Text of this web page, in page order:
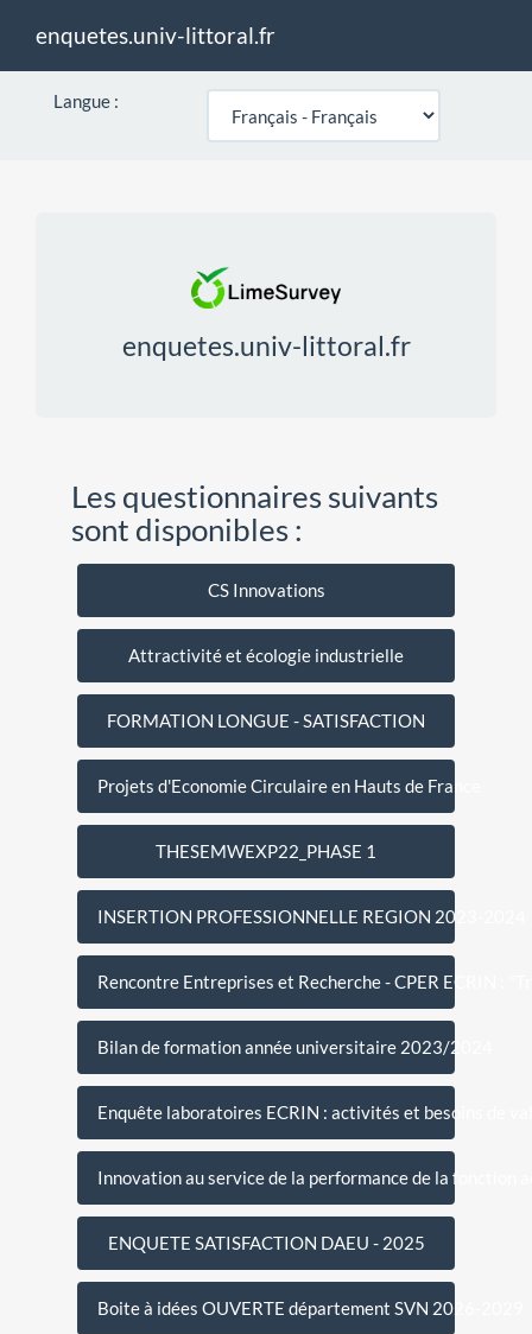
enquetes.univ-littoral.fr
Langue :
enquetes.univ-littoral.fr
Les questionnaires suivants
sont disponibles :
CS Innovations
Attractivité et écologie industrielle
FORMATION LONGUE - SATISFACTION
Projets d'Economie Circulaire en Hauts de France
THESEMWEXP22_PHASE 1
INSERTION PROFESSIONNELLE REGION 2023-2024
Rencontre Entreprises et Recherche - CPER ECRIN :
Bilan de formation année universitaire 2023/2024
Enquête laboratoires ECRIN : activités et besoins de
Innovation au service de la performance de la fonction
ENQUETE SATISFACTION DAEU - 2025
Boite à idées OUVERTE département SVN 2026-2029